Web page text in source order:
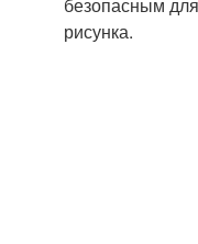
рисунка.